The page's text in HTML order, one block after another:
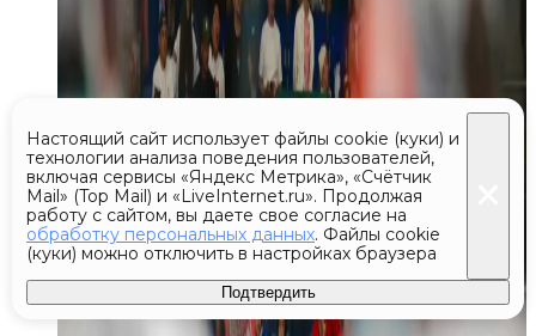
Настоящий сайт использует файлы cookie (куки) и
технологии анализа поведения пользователей,
включая сервисы «Яндекс Метрика», «Счётчик
Mail» (Top Mail) и «LiveInternet.ru». Продолжая
работу с сайтом, вы даете свое согласие на
обработку персональных данных. Файлы cookie
(куки) можно отключить в настройках браузера
Подтвердить